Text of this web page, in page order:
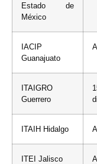
Estado de
México
IACIP
Guanajuato
ITAIGRO
Guerrero
ITAIH Hidalgo
ITEI Jalisco